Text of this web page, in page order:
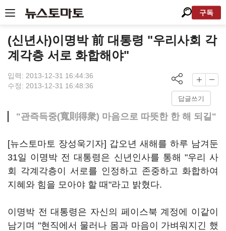
구독
(신년사)이명박 前 대통령 "우리사회 각
계각층 서로 화합해야"
입력: 2013-12-31 16:44:36
수정: 2013-12-31 16:48:36
답글쓰기
"관즉득중(寬則得衆) 마음으로 따뜻한 한 해 되길"
[뉴스토마토 장성욱기자] 갑오년 새해를 하루 남겨둔
31일 이명박 전 대통령은 신년인사를 통해 "우리 사
회 각계각층이 서로를 인정하고 존중하고 화합하여
지혜와 힘을 모아야 할 때"라고 밝혔다.
이명박 전 대통령은 자신의 페이스북 계정에 이같이
남기며 "현직에서 물러나 몸과 마음이 가벼워지긴 했